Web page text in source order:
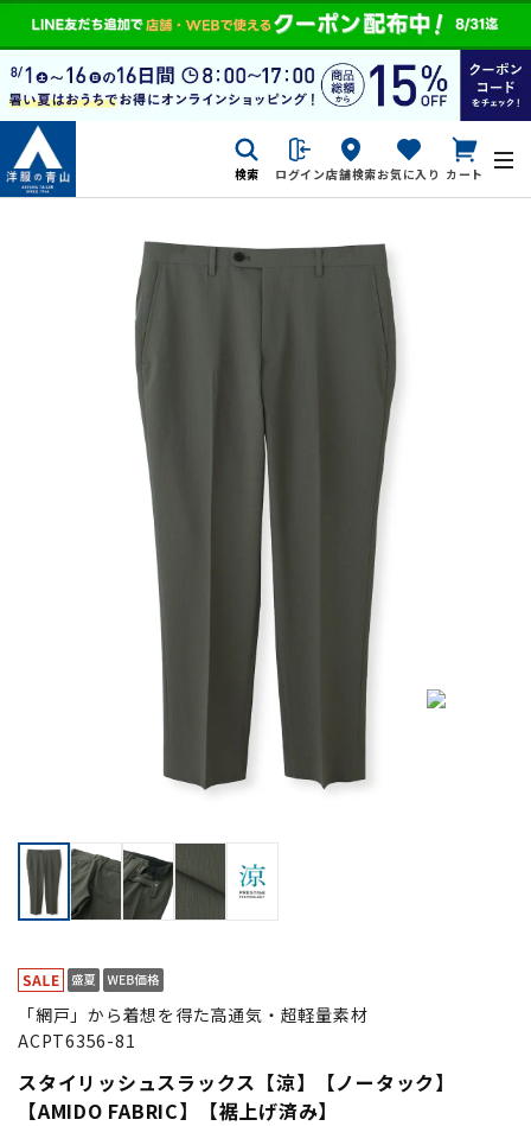
検索 ログイン店舗検索お気に入り カート
「網戸」から着想を得た高通気・超軽量素材
ACPT6356-81
スタイリッシュスラックス【涼】【ノータック】
【AMIDO FABRIC】【裾上げ済み】